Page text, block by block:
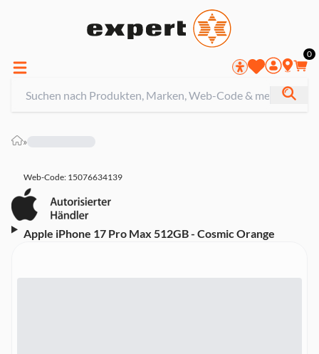
0
»
Web-Code: 15076634139
Apple iPhone 17 Pro Max 512GB - Cosmic Orange